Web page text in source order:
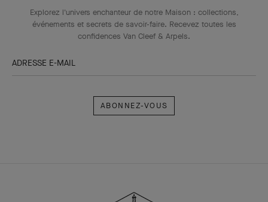
Explorez l'univers enchanteur de notre Maison : collections,
événements et secrets de savoir-faire. Recevez toutes les
confidences Van Cleef & Arpels​.
ADRESSE E-MAIL
vous
&